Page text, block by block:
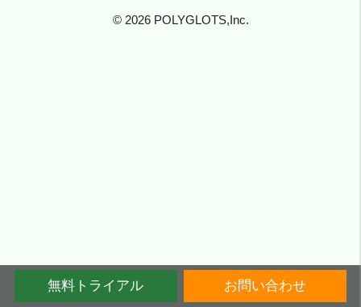
© 2026 POLYGLOTS,Inc.
無料トライアル お問い合わせ